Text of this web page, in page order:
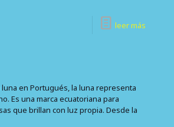
leer más
luna en Portugués, la luna representa
Es una marca ecuatoriana para
que brillan con luz propia. Desde la